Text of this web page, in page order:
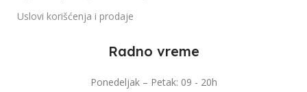
Uslovi korišćenja i prodaje
Radno vreme
Ponedeljak – Petak: 09 - 20h